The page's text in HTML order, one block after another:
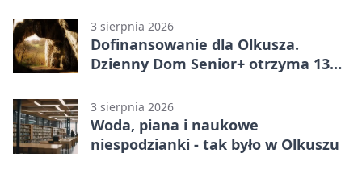
3 sierpnia 2026
Dofinansowanie dla Olkusza.
Dzienny Dom Senior+ otrzyma 134
3 sierpnia 2026
Woda, piana i naukowe
niespodzianki - tak było w Olkuszu